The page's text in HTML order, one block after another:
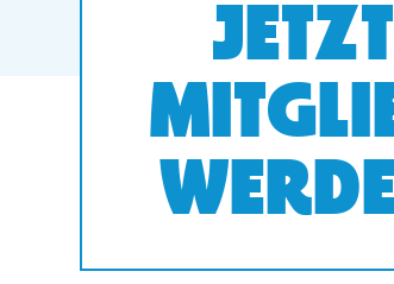
JETZT